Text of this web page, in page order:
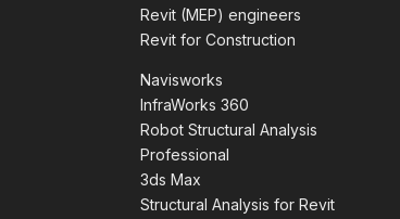
Revit (MEP) engineers
Revit for Construction
Navisworks
InfraWorks 360
Robot Structural Analysis
Professional
3ds Max
Structural Analysis for Revit